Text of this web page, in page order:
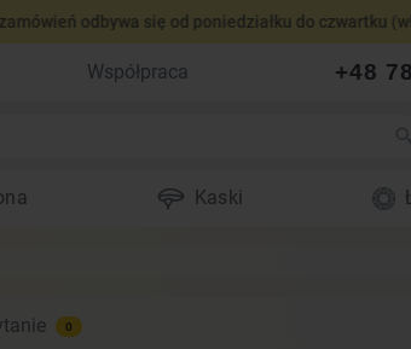
odbywa się od poniedziałku do czwartku
Współpraca +48
Kaski
0